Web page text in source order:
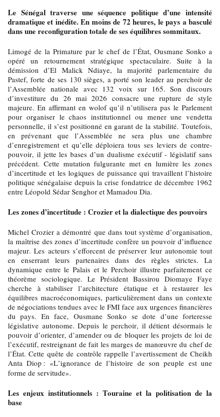
Le Sénégal traverse une séquence politique d’une intensité
dramatique et inédite. En moins de 72 heures, le pays a basculé
dans une reconfiguration totale de ses équilibres sommitaux.
Limogé de la Primature par le chef de l’État, Ousmane Sonko a
opéré un retournement stratégique spectaculaire. Suite à la
démission d’El Malick Ndiaye, la majorité parlementaire du
Pastef, forte de ses 130 sièges, a porté son leader au perchoir de
l’Assemblée nationale avec 132 voix sur 165. Son discours
d’investiture du 26 mai 2026 consacre une rupture de style
majeure. En affirmant en wolof qu’il n’utilisera pas le Parlement
pour organiser le chaos institutionnel ou mener une vendetta
personnelle, il s’est positionné en garant de la stabilité. Toutefois,
en prévenant que l’Assemblée ne sera plus une chambre
d’enregistrement et qu’elle déploiera tous ses leviers de contre-
pouvoir, il jette les bases d’un dualisme exécutif - législatif sans
précédent. Cette mutation fulgurante met en lumière les zones
d’incertitude et les logiques de puissance qui travaillent l’histoire
politique sénégalaise depuis la crise fondatrice de décembre 1962
entre Léopold Sédar Senghor et Mamadou Dia.
Les zones d’incertitude : Crozier et la dialectique des pouvoirs
Michel Crozier a démontré que dans tout système d’organisation,
la maîtrise des zones d’incertitude confère un pouvoir d’influence
majeur. Les acteurs s’efforcent de préserver leur autonomie tout
en enserrant leurs partenaires dans des règles strictes. La
dynamique entre le Palais et le Perchoir illustre parfaitement ce
théorème sociologique. Le Président Bassirou Diomaye Faye
cherche à stabiliser l’architecture étatique et à restaurer les
équilibres macroéconomiques, particulièrement dans un contexte
de négociations tendues avec le FMI face aux urgences financières
du pays. En face, Ousmane Sonko se dote d’une forteresse
législative autonome. Depuis le perchoir, il détient désormais le
pouvoir d’orienter, d’amender ou de bloquer les projets de loi de
l’exécutif, restreignant de fait les marges de manœuvre du chef de
l’État. Cette quête de contrôle rappelle l’avertissement de Cheikh
Anta Diop : «L’ignorance de l’histoire de son peuple est une
forme de servitude».
Les enjeux institutionnels : Touraine et la politisation de la
base